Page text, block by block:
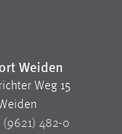
Weiden
Weg 15
(9621) 482-0
anzuzeigen.
Websites